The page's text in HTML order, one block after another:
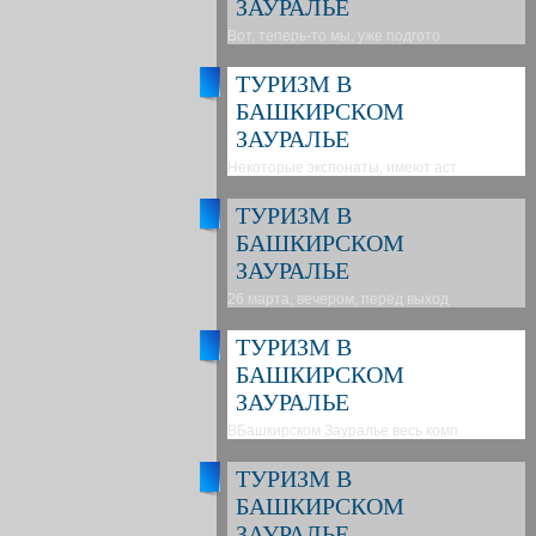
ЗАУРАЛЬЕ
Вот, теперь-то мы, уже подгото
ТУРИЗМ В
БАШКИРСКОМ
ЗАУРАЛЬЕ
Некоторые экспонаты, имеют аст
ТУРИЗМ В
БАШКИРСКОМ
ЗАУРАЛЬЕ
26 марта, вечером, перед выход
ТУРИЗМ В
БАШКИРСКОМ
ЗАУРАЛЬЕ
ВБашкирском Зауралье весь комп
ТУРИЗМ В
БАШКИРСКОМ